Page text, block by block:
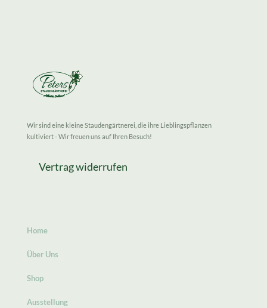
Wir sind eine kleine Staudengärtnerei, die ihre Lieblingspflanzen
kultiviert - Wir freuen uns auf Ihren Besuch!
Vertrag widerrufen
Home
Über Uns
Shop
Ausstellung